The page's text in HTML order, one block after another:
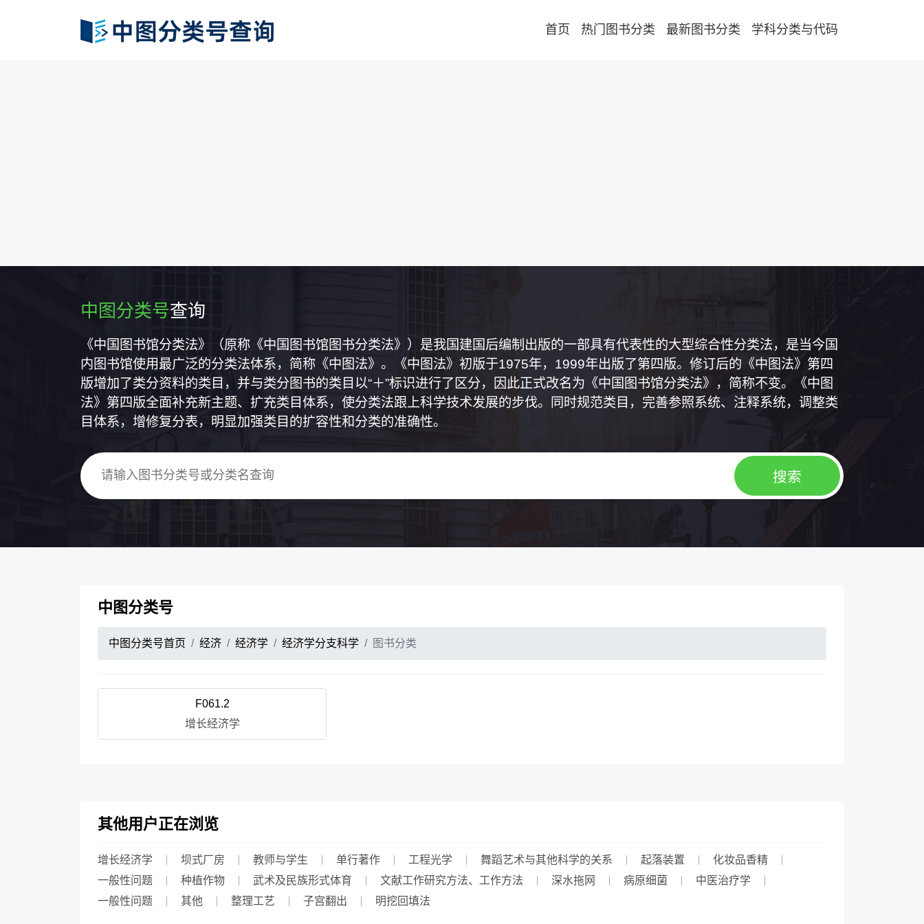
首页 热门图书分类 最新图书分类 学科分类与代码
中图分类号查询
《中国图书馆分类法》（原称《中国图书馆图书分类法》）是我国建国后编制出版的一部具有代表性的大型综合性分类法，是当今国
内图书馆使用最广泛的分类法体系，简称《中图法》。《中图法》初版于1975年，1999年出版了第四版。修订后的《中图法》第四
版增加了类分资料的类目，并与类分图书的类目以“＋”标识进行了区分，因此正式改名为《中国图书馆分类法》，简称不变。《中图
法》第四版全面补充新主题、扩充类目体系，使分类法跟上科学技术发展的步伐。同时规范类目，完善参照系统、注释系统，调整类
目体系，增修复分表，明显加强类目的扩容性和分类的准确性。
中图分类号
中图分类号首页 经济 经济学 经济学分支科学 图书分类
F061.2
增长经济学
其他用户正在浏览
增长经济学 坝式厂房 教师与学生 单行著作 工程光学 舞蹈艺术与其他科学的关系 起落装置
化妆品香精
一般性问题
种植作物 武术及民族形式体育 文献工作研究方法、工作方法 深水拖网 病原细菌
中医治疗学
一般性问题
其他 整理工艺 子宫翻出 明挖回填法